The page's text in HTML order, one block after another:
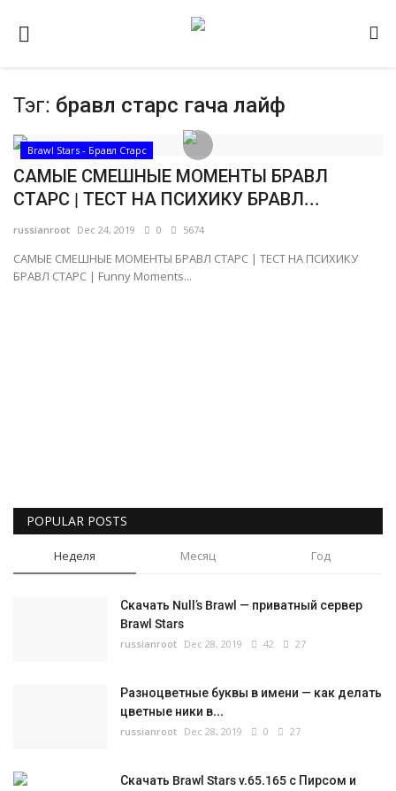
Домашняя
Видео
Contact
Наш ФОРУМ
Тэг: бравл старс гача лайф
Brawl Stars - Бравл Старс
САМЫЕ СМЕШНЫЕ МОМЕНТЫ БРАВЛ
СТАРС | ТЕСТ НА ПСИХИКУ БРАВЛ...
russianroot Dec 24, 2019 0 5674
САМЫЕ СМЕШНЫЕ МОМЕНТЫ БРАВЛ СТАРС | ТЕСТ НА ПСИХИКУ
БРАВЛ СТАРС | Funny Moments...
POPULAR POSTS
Неделя Месяц Год
Скачать Null’s Brawl — приватный сервер
Brawl Stars
russianroot Dec 28, 2019 42 27
Разноцветные буквы в имени — как делать
цветные ники в...
russianroot Dec 28, 2019 0 27
Скачать Brawl Stars v.65.165 с Пирсом и